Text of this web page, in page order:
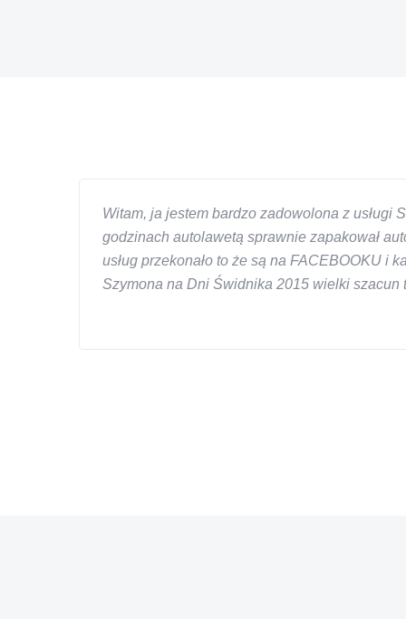
Witam, ja jestem bardzo zadowolona z usługi
godzinach autolawetą sprawnie zapakował
usług przekonało to że są na FACEBOOKU i
Szymona na Dni Świdnika 2015 wielki szacun
chcecie natknac sie na spaslych